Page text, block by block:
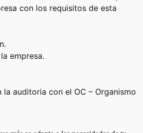
con los requisitos de esta
empresa.
la auditoria con el OC – Organismo